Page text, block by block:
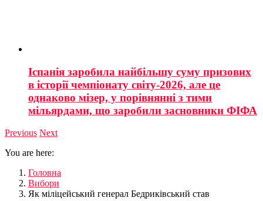
Іспанія заробила найбільшу суму призових
в історії чемпіонату світу-2026, але це
однаково мізер, у порівнянні з тими
мільярдами, що заробили засновники ФІФА
Previous Next
You are here:
Головна
Вибори
Як міліцейський генерал Бедриківський став